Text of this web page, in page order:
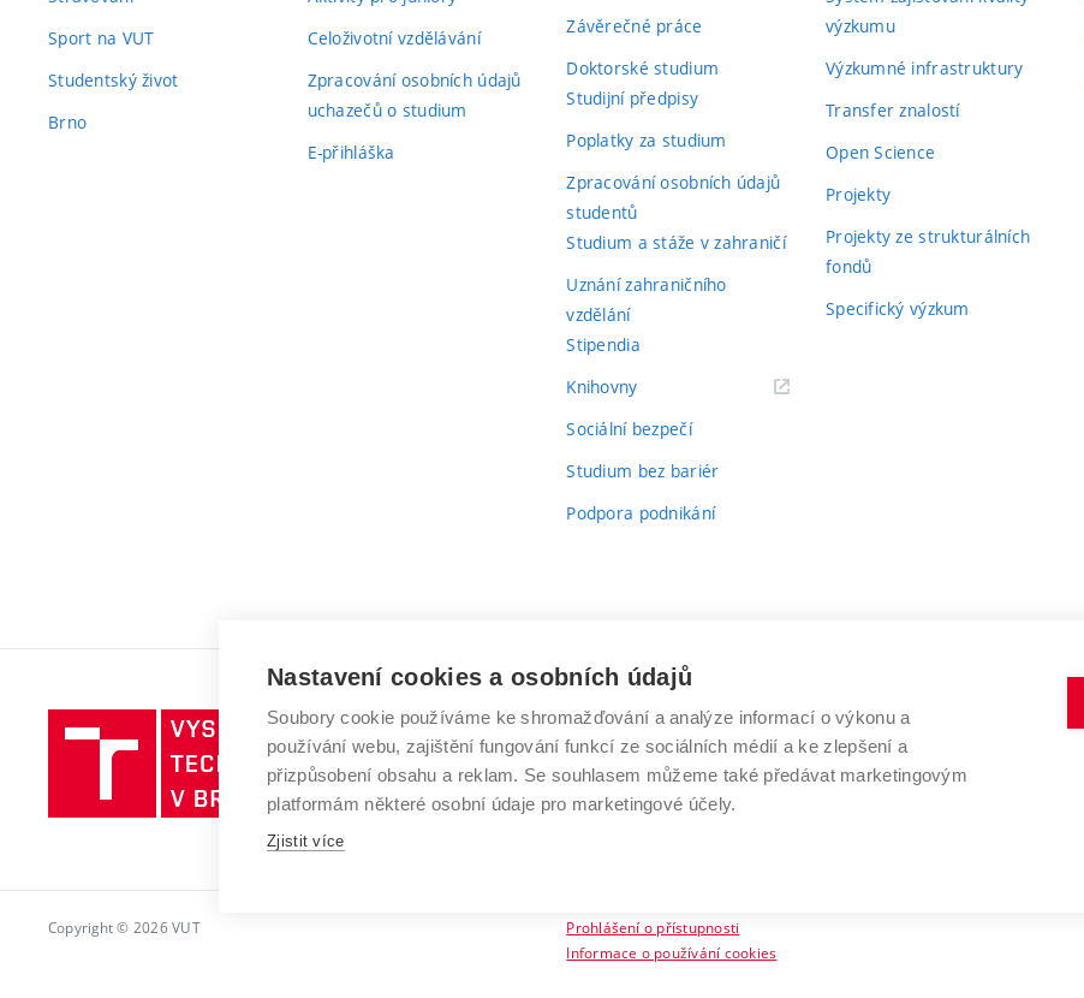
Sport na VUT
Studentský život
Brno
Celoživotní vzdělávání
Zpracování osobních údajů
uchazečů o studium
E-přihláška
Závěrečné práce
Doktorské studium
Studijní předpisy
Poplatky za studium
Zpracování osobních údajů
studentů
Studium a stáže v zahraničí
Uznání zahraničního
vzdělání
Stipendia
Knihovny(externí
Sociální bezpečí
Studium bez bariér
Podpora podnikání
výzkumu
Výzkumné infrastruktury
Transfer znalostí
Open Science
Projekty
Projekty ze strukturálních
fondů
Specifický výzkum
Vysoké
učení
technické
v
VYSOKÉ UČENÍ TECHNICKÉ V BRNĚ
Antonínská 548/1
602 00 Brno
www.vut.cz
Copyright © 2026 VUT
Prohlášení o přístupnosti
Informace o používání cookies
Nastavení cookies a osobních údajů
Soubory cookie používáme ke shromažďování a analýze informací o výkonu a
používání webu, zajištění fungování funkcí ze sociálních médií a ke zlepšení a
přizpůsobení obsahu a reklam. Se souhlasem můžeme také předávat marketingovým
platformám některé osobní údaje pro marketingové účely.
Zjistit více